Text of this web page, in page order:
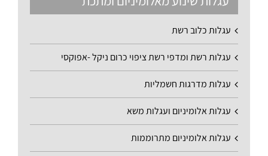
עגלות כלוב רשת
עגלות רשת ומדפי רשת ציפוי כרום ניקל -אפוקסי
עגלות מדרגות חשמליות
עגלות אלומיניום ועגלות משא
עגלות אלומיניום מתרוממות